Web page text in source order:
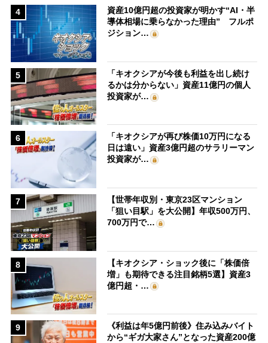
4
資産10億円超の投資家が明かす“AI・半
導体相場に乗らなかった理由” フルポ
ジション…
5
「キオクシアが今後も利益を出し続け
るかは分からない」資産11億円の個人
投資家が…
6
「キオクシアが再び株価10万円になる
日は遠い」資産3億円超のサラリーマン
投資家が…
7
【世帯年収別・東京23区マンション
「狙い目駅」を大公開】年収500万円、
700万円で…
8
【キオクシア・ショック後に「株価倍
増」も期待できる注目銘柄5選】資産3
億円超・…
9
《利益は年5億円前後》住み込みバイト
から“ギガ大家さん”となった資産200億